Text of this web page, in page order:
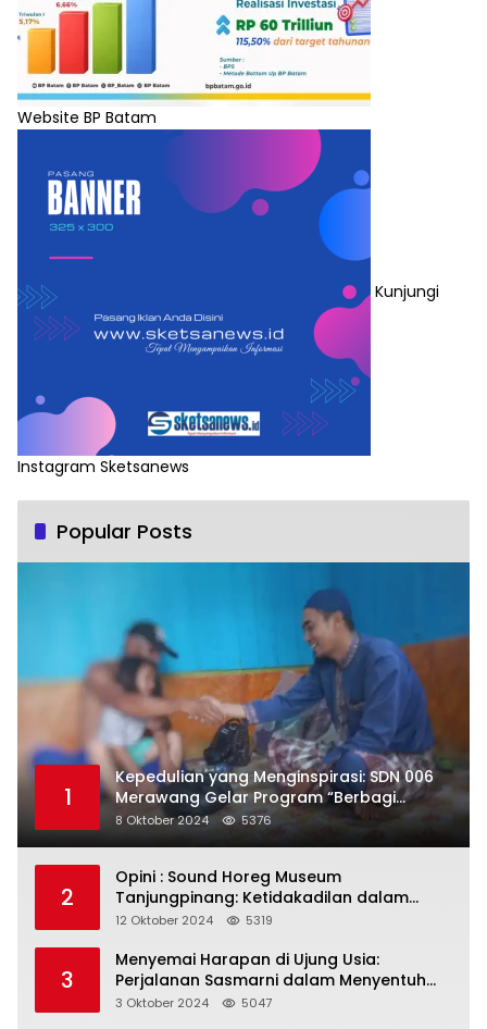
Website BP Batam
Kunjungi
Instagram Sketsanews
Popular Posts
1
Kepedulian yang Menginspirasi: SDN 006
Merawang Gelar Program “Berbagi
Segenggam Beras”
8 Oktober 2024 5376
2
Opini : Sound Horeg Museum
Tanjungpinang: Ketidakadilan dalam
Representasi
12 Oktober 2024 5319
3
Menyemai Harapan di Ujung Usia:
Perjalanan Sasmarni dalam Menyentuh
Hati dan Jiwa
3 Oktober 2024 5047